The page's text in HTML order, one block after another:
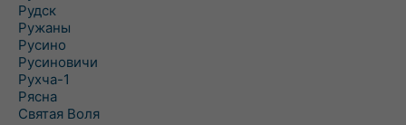
Рудск
Ружаны
Русино
Русиновичи
Рухча-1
Рясна
Святая Воля